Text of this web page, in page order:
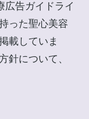
広告ガイドライ
った聖心美容
載していま
針について、